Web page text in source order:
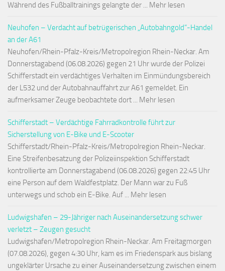
Während des Fußballtrainings gelangte der ... Mehr lesen
Neuhofen – Verdacht auf betrügerischen „Autobahngold“-Handel
an der A61
Neuhofen/Rhein-Pfalz-Kreis/Metropolregion Rhein-Neckar. Am
Donnerstagabend (06.08.2026) gegen 21 Uhr wurde der Polizei
Schifferstadt ein verdächtiges Verhalten im Einmündungsbereich
der L532 und der Autobahnauffahrt zur A61 gemeldet. Ein
aufmerksamer Zeuge beobachtete dort ... Mehr lesen
Schifferstadt – Verdächtige Fahrradkontrolle führt zur
Sicherstellung von E-Bike und E-Scooter
Schifferstadt/Rhein-Pfalz-Kreis/Metropolregion Rhein-Neckar.
Eine Streifenbesatzung der Polizeiinspektion Schifferstadt
kontrollierte am Donnerstagabend (06.08.2026) gegen 22:45 Uhr
eine Person auf dem Waldfestplatz. Der Mann war zu Fuß
unterwegs und schob ein E-Bike. Auf ... Mehr lesen
Ludwigshafen – 29-Jähriger nach Auseinandersetzung schwer
verletzt – Zeugen gesucht
Ludwigshafen/Metropolregion Rhein-Neckar. Am Freitagmorgen
(07.08.2026), gegen 4:30 Uhr, kam es im Friedenspark aus bislang
ungeklärter Ursache zu einer Auseinandersetzung zwischen einem